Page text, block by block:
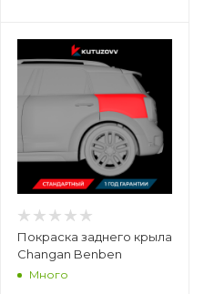
Покраска заднего крыла
Changan Benben
Много